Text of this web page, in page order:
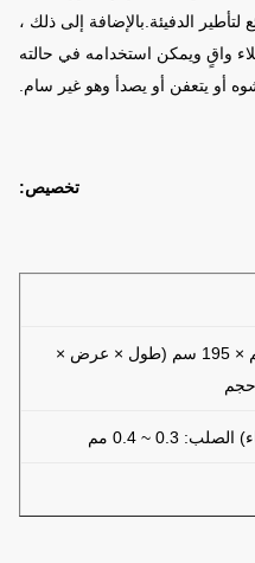
الدفيئة.بالإضافة إلى ذلك ،
واقٍ ويمكن استخدامه في حالته
أو يتعفن أو يصدأ وهو غير سام.
تخصيص:
143 سم × 73 سم × 195 سم (طول × عرض ×
حجم